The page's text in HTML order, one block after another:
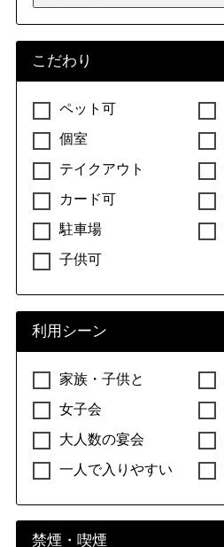
こだわり
ペット可
個室
テイクアウト
カード可
駐車場
子供可
利用シーン
家族・子供と
女子会
大人数の宴会
一人で入りやすい
禁煙・喫煙